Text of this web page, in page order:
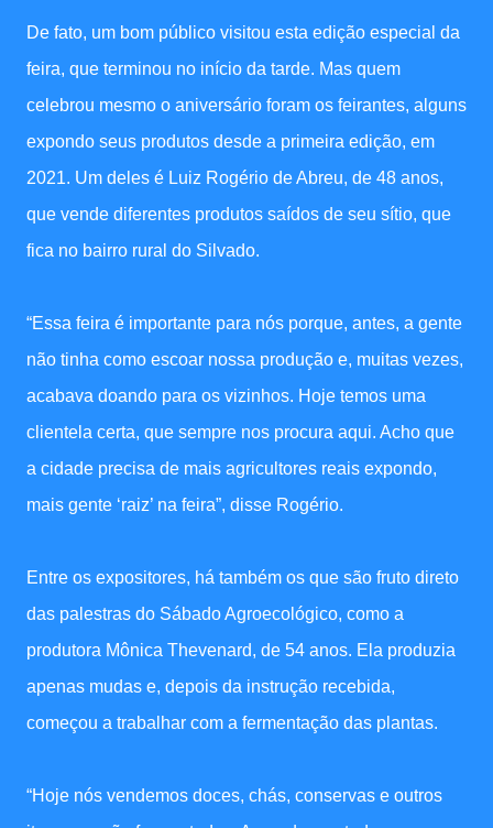
De fato, um bom público visitou esta edição especial da
feira, que terminou no início da tarde. Mas quem
celebrou mesmo o aniversário foram os feirantes, alguns
expondo seus produtos desde a primeira edição, em
2021. Um deles é Luiz Rogério de Abreu, de 48 anos,
que vende diferentes produtos saídos de seu sítio, que
fica no bairro rural do Silvado.
“Essa feira é importante para nós porque, antes, a gente
não tinha como escoar nossa produção e, muitas vezes,
acabava doando para os vizinhos. Hoje temos uma
clientela certa, que sempre nos procura aqui. Acho que
a cidade precisa de mais agricultores reais expondo,
mais gente ‘raiz’ na feira”, disse Rogério.
Entre os expositores, há também os que são fruto direto
das palestras do Sábado Agroecológico, como a
produtora Mônica Thevenard, de 54 anos. Ela produzia
apenas mudas e, depois da instrução recebida,
começou a trabalhar com a fermentação das plantas.
“Hoje nós vendemos doces, chás, conservas e outros